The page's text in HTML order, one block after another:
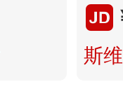
斯